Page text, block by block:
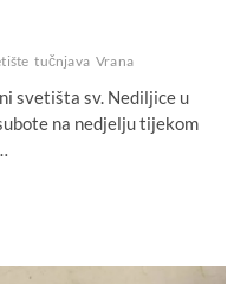
tučnjava Vrana
svetišta sv. Nediljice u
na nedjelju tijekom